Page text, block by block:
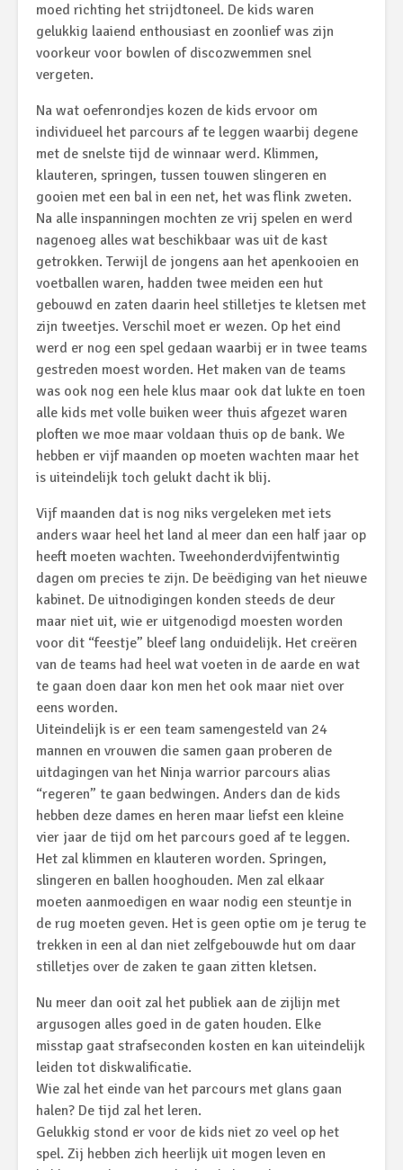
moed richting het strijdtoneel. De kids waren
gelukkig laaiend enthousiast en zoonlief was zijn
voorkeur voor bowlen of discozwemmen snel
vergeten.
Na wat oefenrondjes kozen de kids ervoor om
individueel het parcours af te leggen waarbij degene
met de snelste tijd de winnaar werd. Klimmen,
klauteren, springen, tussen touwen slingeren en
gooien met een bal in een net, het was flink zweten.
Na alle inspanningen mochten ze vrij spelen en werd
nagenoeg alles wat beschikbaar was uit de kast
getrokken. Terwijl de jongens aan het apenkooien en
voetballen waren, hadden twee meiden een hut
gebouwd en zaten daarin heel stilletjes te kletsen met
zijn tweetjes. Verschil moet er wezen. Op het eind
werd er nog een spel gedaan waarbij er in twee teams
gestreden moest worden. Het maken van de teams
was ook nog een hele klus maar ook dat lukte en toen
alle kids met volle buiken weer thuis afgezet waren
ploften we moe maar voldaan thuis op de bank. We
hebben er vijf maanden op moeten wachten maar het
is uiteindelijk toch gelukt dacht ik blij.
Vijf maanden dat is nog niks vergeleken met iets
anders waar heel het land al meer dan een half jaar op
heeft moeten wachten. Tweehonderdvijfentwintig
dagen om precies te zijn. De beëdiging van het nieuwe
kabinet. De uitnodigingen konden steeds de deur
maar niet uit, wie er uitgenodigd moesten worden
voor dit “feestje” bleef lang onduidelijk. Het creëren
van de teams had heel wat voeten in de aarde en wat
te gaan doen daar kon men het ook maar niet over
eens worden.
Uiteindelijk is er een team samengesteld van 24
mannen en vrouwen die samen gaan proberen de
uitdagingen van het Ninja warrior parcours alias
“regeren” te gaan bedwingen. Anders dan de kids
hebben deze dames en heren maar liefst een kleine
vier jaar de tijd om het parcours goed af te leggen.
Het zal klimmen en klauteren worden. Springen,
slingeren en ballen hooghouden. Men zal elkaar
moeten aanmoedigen en waar nodig een steuntje in
de rug moeten geven. Het is geen optie om je terug te
trekken in een al dan niet zelfgebouwde hut om daar
stilletjes over de zaken te gaan zitten kletsen.
Nu meer dan ooit zal het publiek aan de zijlijn met
argusogen alles goed in de gaten houden. Elke
misstap gaat strafseconden kosten en kan uiteindelijk
leiden tot diskwalificatie.
Wie zal het einde van het parcours met glans gaan
halen? De tijd zal het leren.
Gelukkig stond er voor de kids niet zo veel op het
spel. Zij hebben zich heerlijk uit mogen leven en